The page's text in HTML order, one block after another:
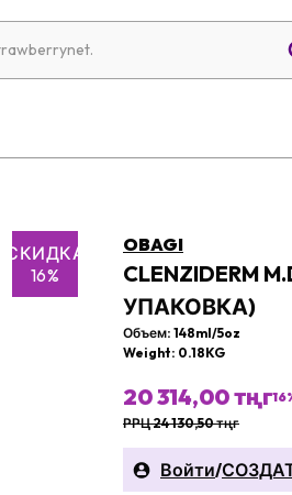
СКИДКА
16%
OBAGI
УПАКОВКА)
Объем: 148ml/5oz
Weight: 0.18KG
20 314,00 тңг16
РРЦ 24 130,50 тңг
Войти/